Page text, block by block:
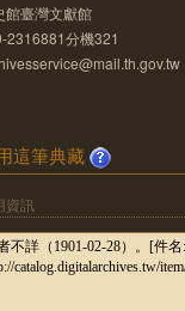
館臺灣文獻館
2316881分機321
這筆典藏
資訊